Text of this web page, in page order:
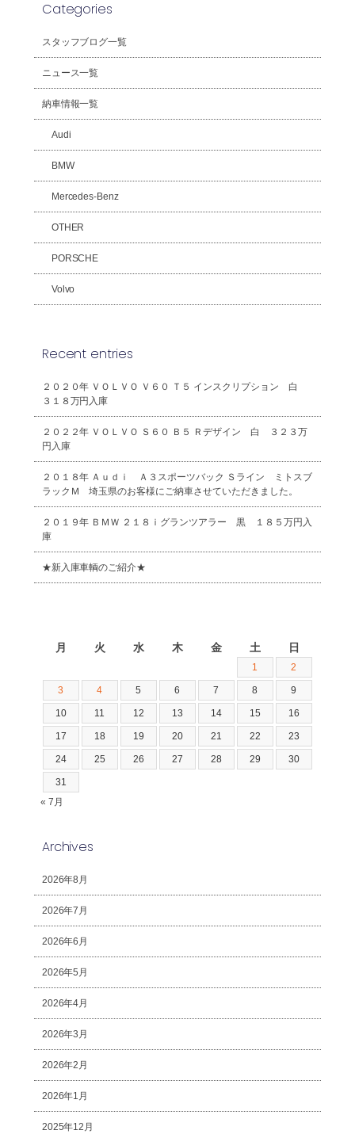
Categories
スタッフブログ一覧
ニュース一覧
納車情報一覧
Audi
BMW
Mercedes-Benz
OTHER
PORSCHE
Volvo
Recent entries
２０２０年 ＶＯＬＶＯ Ｖ６０ Ｔ５ インスクリプション 白
３１８万円入庫
２０２２年 ＶＯＬＶＯ Ｓ６０ Ｂ５ Ｒデザイン 白 ３２３万
円入庫
２０１８年 Ａｕｄｉ Ａ３スポーツバック Ｓライン ミトスブ
ラックＭ 埼玉県のお客様にご納車させていただきました。
２０１９年 ＢＭＷ ２１８ｉグランツアラー 黒 １８５万円入
庫
★新入庫車輌のご紹介★
月 火 水 木 金 土 日
1 2
3 4 5 6 7 8 9
10 11 12 13 14 15 16
17 18 19 20 21 22 23
24 25 26 27 28 29 30
31
« 7月
Archives
2026年8月
2026年7月
2026年6月
2026年5月
2026年4月
2026年3月
2026年2月
2026年1月
2025年12月